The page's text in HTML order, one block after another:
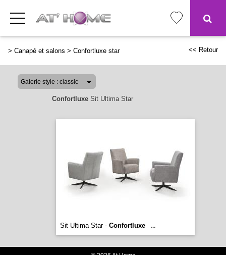
> Canapé et salons > Confortluxe star << Retour
ConfortluxeSit Ultima Star
Sit Ultima Star - Confortluxe ...